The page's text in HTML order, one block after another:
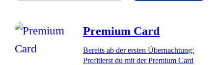
Premium Card
Bereits ab der ersten Übernachtung:
Profitierst du mit der Premium Card